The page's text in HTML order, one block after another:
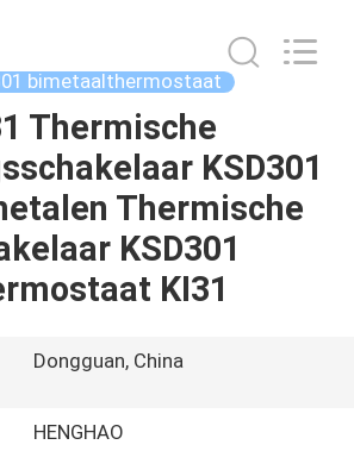
bimetaalthermostaat
Thermische
KSD301
Thermische
KSD301
KI31
Dongguan, China
HENGHAO